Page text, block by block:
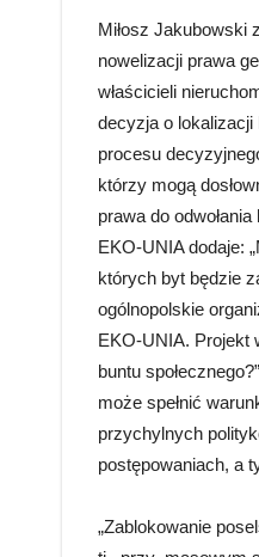
Miłosz Jakubowski
nowelizacji prawa
właścicieli
decyzja o lokalizacji
procesu
którzy mogą
prawa do
EKO-UNIA dodaje:
których byt będzie
ogólnopolskie
EKO-UNIA. Projekt
buntu
może spełnić
przychylnych
postępowaniach, a
„Zablokowanie